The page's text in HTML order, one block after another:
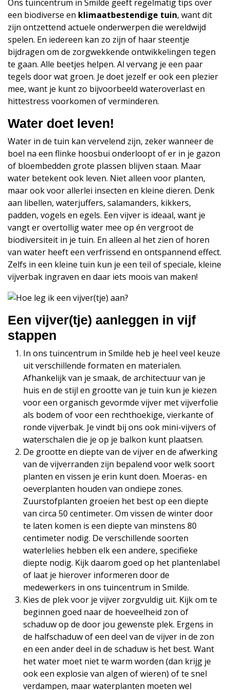
Ons tuincentrum in Smilde geeft regelmatig tips over
een biodiverse en klimaatbestendige tuin, want dit
zijn ontzettend actuele onderwerpen die wereldwijd
spelen. En iedereen kan zo zijn of haar steentje
bijdragen om de zorgwekkende ontwikkelingen tegen
te gaan. Alle beetjes helpen. Al vervang je een paar
tegels door wat groen. Je doet jezelf er ook een plezier
mee, want je kunt zo bijvoorbeeld wateroverlast en
hittestress voorkomen of verminderen.
Water doet leven!
Water in de tuin kan vervelend zijn, zeker wanneer de
boel na een flinke hoosbui onderloopt of er in je gazon
of bloembedden grote plassen blijven staan. Maar
water betekent ook leven. Niet alleen voor planten,
maar ook voor allerlei insecten en kleine dieren. Denk
aan libellen, waterjuffers, salamanders, kikkers,
padden, vogels en egels. Een vijver is ideaal, want je
vangt er overtollig water mee op én vergroot de
biodiversiteit in je tuin. En alleen al het zien of horen
van water heeft een verfrissend en ontspannend effect.
Zelfs in een kleine tuin kun je een teil of speciale, kleine
vijverbak ingraven en daar iets moois van maken!
Een vijver(tje) aanleggen in vijf
stappen
In ons tuincentrum in Smilde heb je heel veel keuze
uit verschillende formaten en materialen.
Afhankelijk van je smaak, de architectuur van je
huis en de stijl en grootte van je tuin kun je kiezen
voor een organisch gevormde vijver met vijverfolie
als bodem of voor een rechthoekige, vierkante of
ronde vijverbak. Je vindt bij ons ook mini-vijvers of
waterschalen die je op je balkon kunt plaatsen.
De grootte en diepte van de vijver en de afwerking
van de vijverranden zijn bepalend voor welk soort
planten en vissen je erin kunt doen. Moeras- en
oeverplanten houden van ondiepe zones.
Zuurstofplanten groeien het best op een diepte
van circa 50 centimeter. Om vissen de winter door
te laten komen is een diepte van minstens 80
centimeter nodig. De verschillende soorten
waterlelies hebben elk een andere, specifieke
diepte nodig. Kijk daarom goed op het plantenlabel
of laat je hierover informeren door de
medewerkers in ons tuincentrum in Smilde.
Kies de plek voor je vijver zorgvuldig uit. Kijk om te
beginnen goed naar de hoeveelheid zon of
schaduw op de door jou gewenste plek. Ergens in
de halfschaduw of een deel van de vijver in de zon
en een ander deel in de schaduw is het best. Want
het water moet niet te warm worden (dan krijg je
ook een explosie van algen of wieren) of te snel
verdampen, maar waterplanten moeten wel